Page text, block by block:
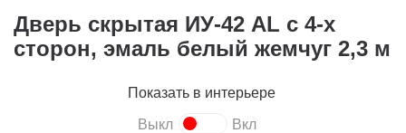
Дверь скрытая ИУ-42 AL с 4-х
сторон, эмаль белый жемчуг 2,3 м
Показать в интерьере
Выкл Вкл